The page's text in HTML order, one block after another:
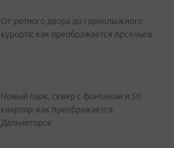
От уютного двора до горнолыжного
курорта: как преображается Арсеньев
Новый парк, сквер с фонтаном и 50
квартир: как преображается
Дальнегорск